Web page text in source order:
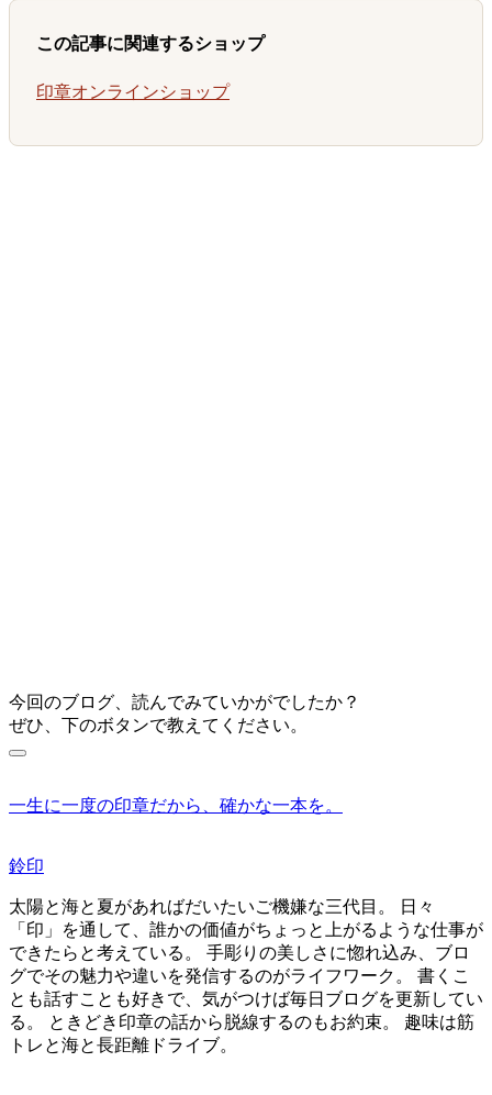
この記事に関連するショップ
印章オンラインショップ
今回のブログ、読んでみていかがでしたか？
ぜひ、下のボタンで教えてください。
一生に一度の印章だから、確かな一本を。
鈴印
太陽と海と夏があればだいたいご機嫌な三代目。 日々
「印」を通して、誰かの価値がちょっと上がるような仕事が
できたらと考えている。 手彫りの美しさに惚れ込み、ブロ
グでその魅力や違いを発信するのがライフワーク。 書くこ
とも話すことも好きで、気がつけば毎日ブログを更新してい
る。 ときどき印章の話から脱線するのもお約束。 趣味は筋
トレと海と長距離ドライブ。